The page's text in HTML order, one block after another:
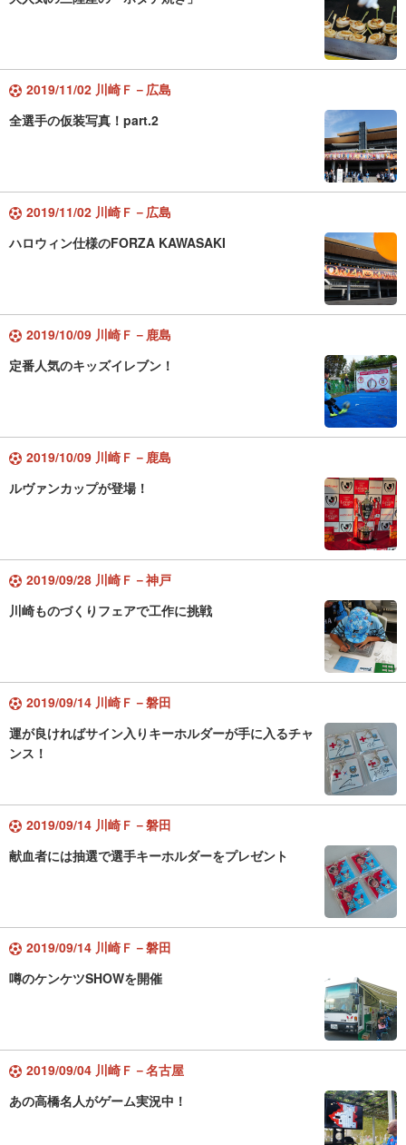
2019/11/02 川崎Ｆ－広島
全選手の仮装写真！part.2
2019/11/02 川崎Ｆ－広島
ハロウィン仕様のFORZA KAWASAKI
2019/10/09 川崎Ｆ－鹿島
定番人気のキッズイレブン！
2019/10/09 川崎Ｆ－鹿島
ルヴァンカップが登場！
2019/09/28 川崎Ｆ－神戸
川崎ものづくりフェアで工作に挑戦
2019/09/14 川崎Ｆ－磐田
運が良ければサイン入りキーホルダーが手に入るチャ
ンス！
2019/09/14 川崎Ｆ－磐田
献血者には抽選で選手キーホルダーをプレゼント
2019/09/14 川崎Ｆ－磐田
噂のケンケツSHOWを開催
2019/09/04 川崎Ｆ－名古屋
あの高橋名人がゲーム実況中！